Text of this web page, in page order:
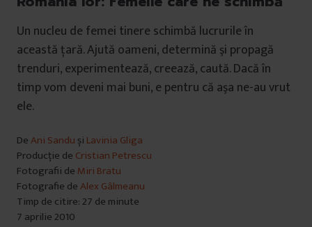
Un nucleu de femei tinere schimbă lucrurile în
această ţară. Ajută oameni, determină şi propagă
trenduri, experimentează, creează, caută. Dacă în
timp vom deveni mai buni, e pentru că aşa ne-au vrut
ele.
DeAni Sandu și Lavinia Gliga
Producție de Cristian Petrescu
Fotografii de Miri Bratu
Fotografie deAlex Gâlmeanu
Timp de citire: 27 de minute
7 aprilie 2010